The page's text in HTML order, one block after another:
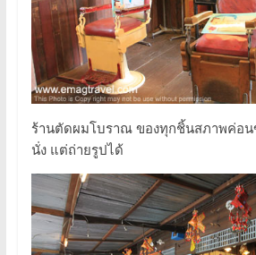
ร้านตัดผมโบราณ ของทุกชิ้นสภาพค่อน
นั่ง แต่ถ่ายรูปได้